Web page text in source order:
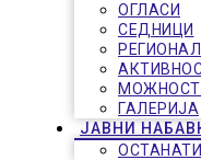
ОГЛАСИ
СЕДНИЦИ
ГАЛЕРИЈА
ЈАВНИ
ОСТАНАТИ